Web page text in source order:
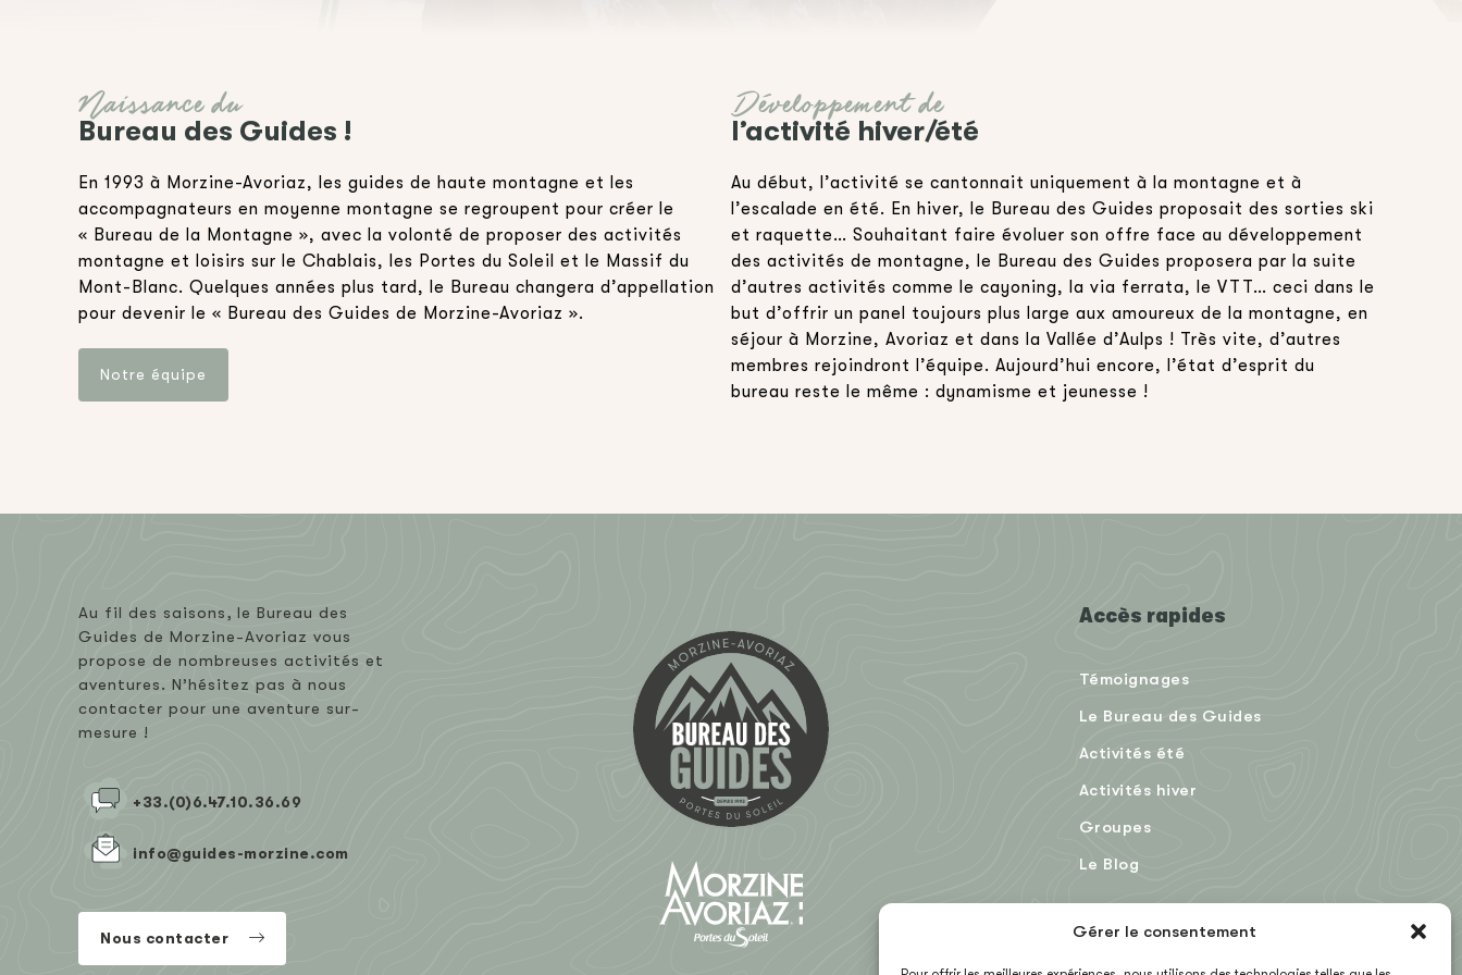
Gérer le consentement
Naissance du
Bureau des Guides !
En 1993 à Morzine-Avoriaz, les guides de haute montagne et les
accompagnateurs en moyenne montagne se regroupent pour créer le
« Bureau de la Montagne », avec la volonté de proposer des activités
montagne et loisirs sur le Chablais, les Portes du Soleil et le Massif du
Mont-Blanc. Quelques années plus tard, le Bureau changera d’appellation
pour devenir le « Bureau des Guides de Morzine-Avoriaz ».
Notre équipe
Développement de
l’activité hiver/été
Au début, l’activité se cantonnait uniquement à la montagne et à
l’escalade en été. En hiver, le Bureau des Guides proposait des sorties ski
et raquette… Souhaitant faire évoluer son offre face au développement
des activités de montagne, le Bureau des Guides proposera par la suite
d’autres activités comme le cayoning, la via ferrata, le VTT… ceci dans le
but d’offrir un panel toujours plus large aux amoureux de la montagne, en
séjour à Morzine, Avoriaz et dans la Vallée d’Aulps ! Très vite, d’autres
membres rejoindront l’équipe. Aujourd’hui encore, l’état d’esprit du
bureau reste le même : dynamisme et jeunesse !
Au fil des saisons, le Bureau des
Guides de Morzine-Avoriaz vous
propose de nombreuses activités et
aventures. N’hésitez pas à nous
contacter pour une aventure sur-
mesure !
+33.(0)6.47.10.36.69
info@guides-morzine.com
Nous contacter
Accès rapides
Témoignages
Le Bureau des Guides
Activités été
Activités hiver
Groupes
Le Blog